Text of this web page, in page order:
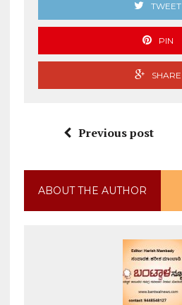
TWEET
PIN
SHARE
Previous post
ABOUT THE AUTHOR